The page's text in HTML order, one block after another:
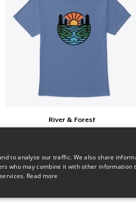
River & Forest
to analyse our traffic. We also share
who may combine it with other information
Read more